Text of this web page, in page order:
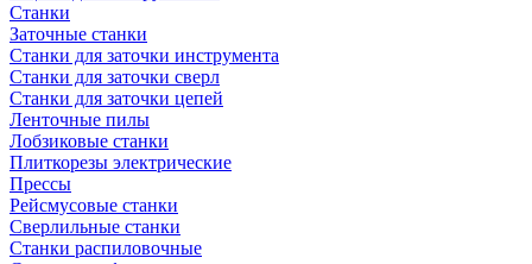
Станки
Заточные станки
Станки для заточки инструмента
Станки для заточки сверл
Станки для заточки цепей
Ленточные пилы
Лобзиковые станки
Плиткорезы электрические
Прессы
Рейсмусовые станки
Сверлильные станки
Станки распиловочные